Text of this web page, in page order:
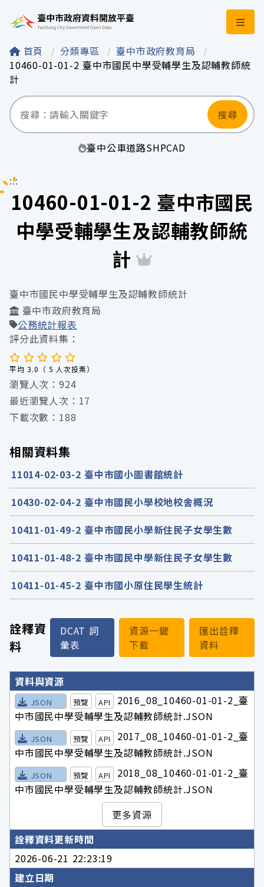
臺中市政府資料開
首頁 分類專區
臺中市政府教育局
10460-01-01-2 臺中市國民中學受輔學生及認輔教師統
計
搜尋
臺中公車道路SHPCAD
:::
10460-01-01-2 臺中市國民
中學受輔學生及認輔教師統
計
詮釋資
料
DCAT 詞
彙表
資源一鍵
下載
匯出詮釋
資料
詮釋資料詳細內容
資料與資源
JSON 預覽 API
2016_08_10460-01-01-2_臺
中市國民中學受輔學生及認輔教師統計.JSON
JSON 預覽 API
2017_08_10460-01-01-2_臺
中市國民中學受輔學生及認輔教師統計.JSON
JSON 預覽 API
2018_08_10460-01-01-2_臺
中市國民中學受輔學生及認輔教師統計.JSON
更多資源
詮釋資料更新時間
2026-06-21 22:23:19
建立日期
臺中市國民中學受輔學生及認輔教師統計
臺中市政府教育局
公務統計報表
評分此資料集：
平均 3.0（ 5 人次投票）
瀏覽人次：924
最近瀏覽人次：17
下載次數：188
相關資料集
11014-02-03-2 臺中市國小圖書館統計
10430-02-04-2 臺中市國民小學校地校舍概況
10411-01-49-2 臺中市國民小學新住民子女學生數
10411-01-48-2 臺中市國民中學新住民子女學生數
10411-01-45-2 臺中市國小原住民學生統計